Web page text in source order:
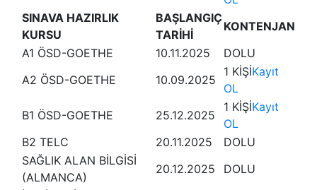
SINAVA HAZIRLIK
KURSU
BAŞLANGIÇ
TARİHİ
KONTENJAN
A1 ÖSD-GOETHE
10.11.2025
DOLU
A2 ÖSD-GOETHE
10.09.2025
1 KİŞİKayıt
OL
B1 ÖSD-GOETHE
25.12.2025
1 KİŞİKayıt
OL
B2 TELC
20.11.2025
DOLU
SAĞLIK ALAN BİLGİSİ
(ALMANCA)
20.12.2025
DOLU